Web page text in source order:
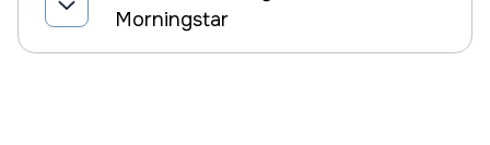
Morningstar